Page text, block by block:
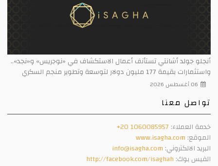
أنجلو جولد أشانتي تستأنف أعمال الاستكشاف في «نوجريس» و«نجد»..
واستثمارات بقيمة 177 مليون دولار لتوسعة وتطوير منجم السكري
06 أغسطس 2026
تواصل معنا
خدمة العملاء: +20 1060085957
الموقع: www.isagha.com
البريد الالكتروني: info@isagha.com
الفيس بوك: http://facebook.com/isaghah